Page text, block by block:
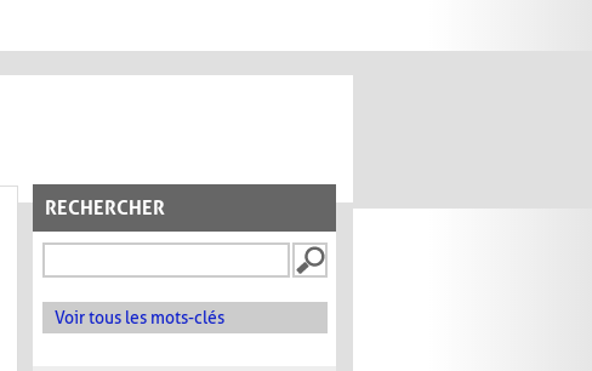
RECHERCHER
Voir tous les mots-clés